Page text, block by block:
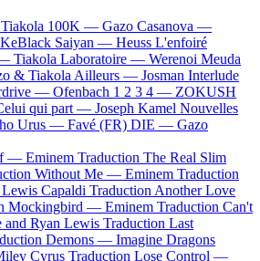
100K — Gazo Casanova —
KeBlack Saiyan — Heuss L'enfoiré
Tiakola Laboratoire — Werenoi Meuda
& Tiakola Ailleurs — Josman Interlude
— Ofenbach 1 2 3 4 — ZOKUSH
qui part — Joseph Kamel Nouvelles
Urus — Favé (FR) DIE — Gazo
— Eminem Traduction The Real Slim
Without Me — Eminem Traduction
Lewis Capaldi Traduction Another Love
Mockingbird — Eminem Traduction Can't
and Ryan Lewis Traduction Last
Demons — Imagine Dragons
Cyrus Traduction Lose Control —